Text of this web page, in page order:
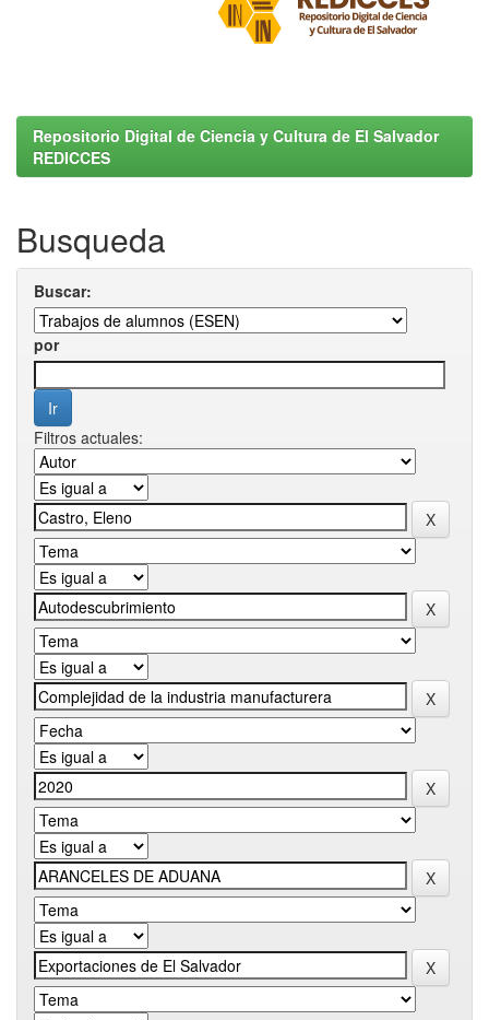
Repositorio Digital de Ciencia y Cultura de El Salvador
REDICCES
Busqueda
Buscar:
por
Filtros actuales: